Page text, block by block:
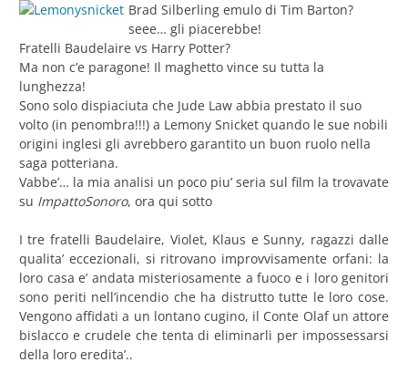
Brad Silberling emulo di Tim Barton?
seee… gli piacerebbe!
Fratelli Baudelaire vs Harry Potter?
Ma non c’e paragone! Il maghetto vince su tutta la
lunghezza!
Sono solo dispiaciuta che Jude Law abbia prestato il suo
volto (in penombra!!!) a Lemony Snicket quando le sue nobili
origini inglesi gli avrebbero garantito un buon ruolo nella
saga potteriana.
Vabbe’… la mia analisi un poco piu’ seria sul film la trovavate
su ImpattoSonoro, ora qui sotto
I tre fratelli Baudelaire, Violet, Klaus e Sunny, ragazzi dalle
qualita’ eccezionali, si ritrovano improvvisamente orfani: la
loro casa e’ andata misteriosamente a fuoco e i loro genitori
sono periti nell’incendio che ha distrutto tutte le loro cose.
Vengono affidati a un lontano cugino, il Conte Olaf un attore
bislacco e crudele che tenta di eliminarli per impossessarsi
della loro eredita’..